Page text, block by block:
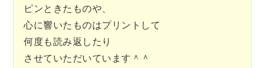
ピンときたものや、
心に響いたものはプリントして
何度も読み返したり
させていただいています＾＾